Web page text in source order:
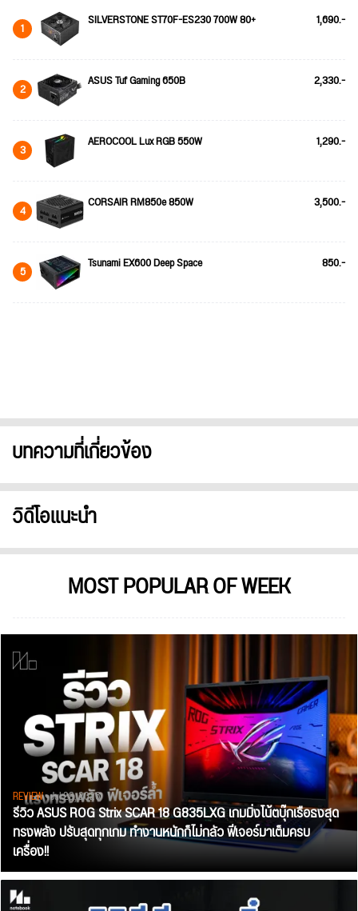
1 SILVERSTONE ST70F-ES230 700W 80+ 1,690.-
2 ASUS Tuf Gaming 650B 2,330.-
3 AEROCOOL Lux RGB 550W 1,290.-
4 CORSAIR RM850e 850W 3,500.-
5 Tsunami EX600 Deep Space 850.-
บทความที่เกี่ยวข้อง
วิดีโอแนะนำ
MOST POPULAR OF WEEK
REVIEW• Jul 28, 2026
รีวิว ASUS ROG Strix SCAR 18 G835LXG เกมมิ่งโน้ตบุ๊กเรือธงสุด
ทรงพลัง ปรับสุดทุกเกม ทำงานหนักก็ไม่กลัว ฟีเจอร์มาเต็มครบ
เครื่อง!!